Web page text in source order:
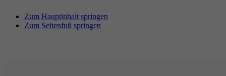
Zum Hauptinhalt springen
Zum Seitenfuß springen